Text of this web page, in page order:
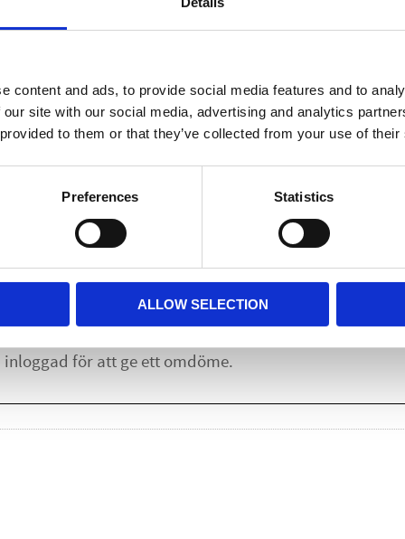
content and ads, to provide social media features and to
site with our social media, advertising and analytics
to them or that they’ve collected from your use of
Preferences Statistics
ALLOW SELECTION
Tåspridare med Halux valgus